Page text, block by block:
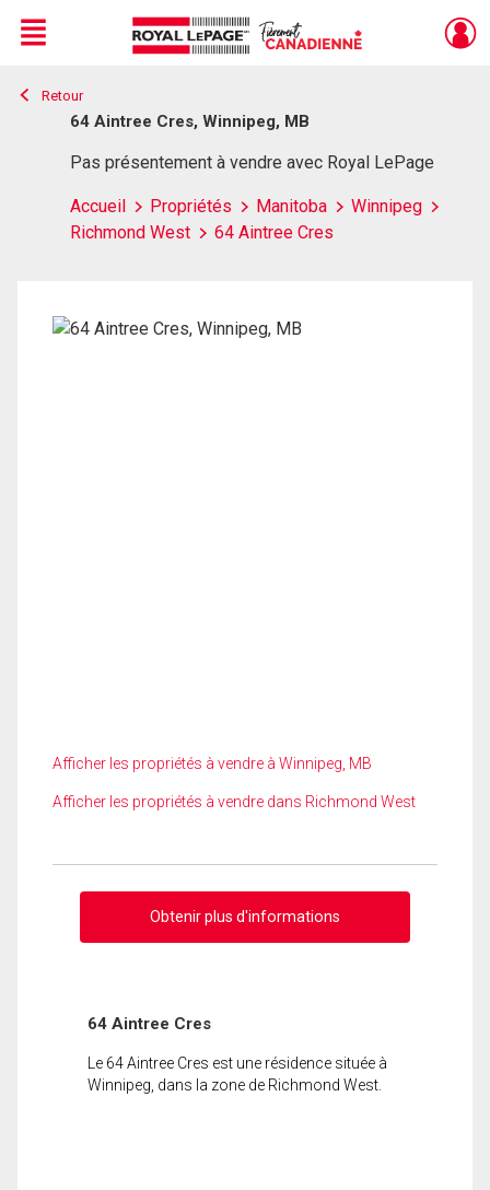
Live
En Direct
Menu
Retour
64 Aintree Cres, Winnipeg, MB
Pas présentement à vendre avec Royal LePage
Accueil Propriétés Manitoba
Winnipeg
Richmond West
64 Aintree Cres
Afficher les propriétés à vendre à Winnipeg, MB
Afficher les propriétés à vendre dans Richmond West
Obtenir plus d'informations
64 Aintree Cres
Le 64 Aintree Cres est une résidence située à
Winnipeg, dans la zone de Richmond West.